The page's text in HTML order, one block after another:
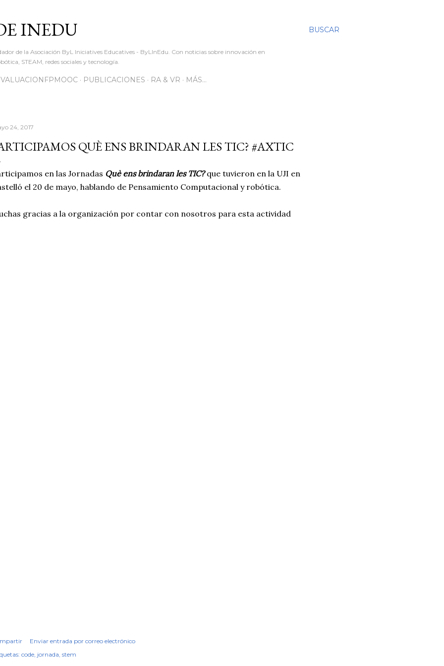
BUSCAR
INEDU
de la Asociación ByL Iniciatives Educatives - ByLInEdu. Con noticias sobre innovación en
STEAM, redes sociales y tecnología.
PUBLICACIONES RA & VR MÁS…
24, 2017
QUÈ ENS BRINDARAN LES TIC? #AXTIC
en las Jornadas Què ens brindaran les TIC?que tuvieron en la UJI en
el 20 de mayo, hablando de Pensamiento Computacional y robótica.
gracias a la organización por contar con nosotros para esta actividad
Enviar entrada por correo electrónico
code jornada stem